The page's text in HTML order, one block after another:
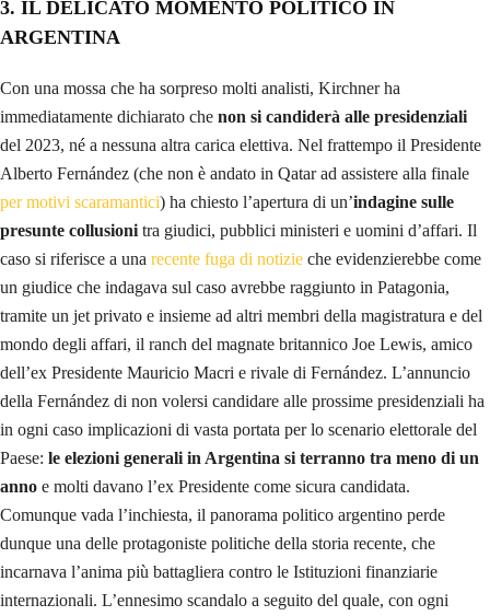
3. IL DELICATO MOMENTO POLITICO IN
ARGENTINA
Con una mossa che ha sorpreso molti analisti, Kirchner ha
immediatamente dichiarato che non si candiderà alle presidenziali
del 2023, né a nessuna altra carica elettiva. Nel frattempo il Presidente
Alberto Fernández (che non è andato in Qatar ad assistere alla finale
per motivi scaramantici) ha chiesto l’apertura di un’indagine sulle
presunte collusioni tra giudici, pubblici ministeri e uomini d’affari. Il
caso si riferisce a una recente fuga di notizie che evidenzierebbe come
un giudice che indagava sul caso avrebbe raggiunto in Patagonia,
tramite un jet privato e insieme ad altri membri della magistratura e del
mondo degli affari, il ranch del magnate britannico Joe Lewis, amico
dell’ex Presidente Mauricio Macri e rivale di Fernández. L’annuncio
della Fernández di non volersi candidare alle prossime presidenziali ha
in ogni caso implicazioni di vasta portata per lo scenario elettorale del
Paese: le elezioni generali in Argentina si terranno tra meno di un
anno e molti davano l’ex Presidente come sicura candidata.
Comunque vada l’inchiesta, il panorama politico argentino perde
dunque una delle protagoniste politiche della storia recente, che
incarnava l’anima più battagliera contro le Istituzioni finanziarie
internazionali. L’ennesimo scandalo a seguito del quale, con ogni